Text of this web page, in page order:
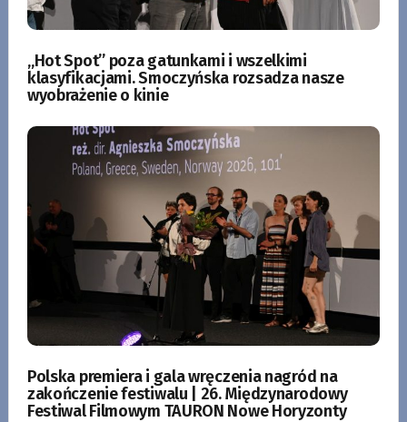
„Hot Spot” poza gatunkami i wszelkimi
klasyfikacjami. Smoczyńska rozsadza nasze
wyobrażenie o kinie
Polska premiera i gala wręczenia nagród na
zakończenie festiwalu | 26. Międzynarodowy
Festiwal Filmowym TAURON Nowe Horyzonty